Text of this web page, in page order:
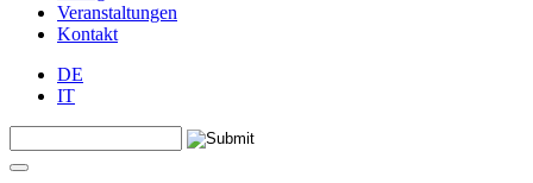
Veranstaltungen
Kontakt
DE
IT
Suchformular